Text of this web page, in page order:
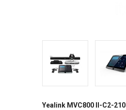
Yealink MVC800 II-C2-210